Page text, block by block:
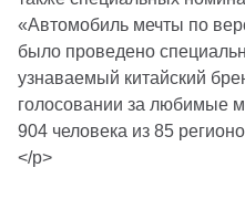
«Автомобиль мечты по
было проведено
узнаваемый китайский
голосовании за любимые
904 человека из 85
</p>